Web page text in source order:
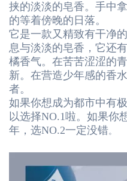
挟的淡淡的皂香。手中
的等着傍晚的日落。
它是一款又精致有干净
息与淡淡的皂香，它还
橘香气。在苦苦涩涩的
新。在营造少年感的香
者。
如果你想成为都市中有
以选择NO.1啦。如果你
年，选NO.2一定没错。